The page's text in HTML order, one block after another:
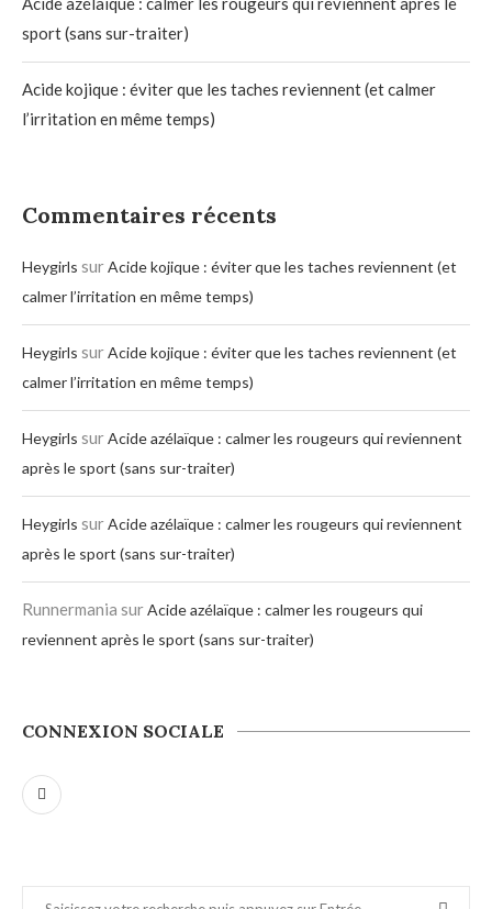
sport (sans sur-traiter)
Acide kojique : éviter que les taches reviennent (et calmer
l’irritation en même temps)
Commentaires récents
Heygirls surAcide kojique : éviter que les taches reviennent (et
calmer l’irritation en même temps)
Heygirls surAcide kojique : éviter que les taches reviennent (et
calmer l’irritation en même temps)
Heygirls surAcide azélaïque : calmer les rougeurs qui reviennent
après le sport (sans sur-traiter)
Heygirls surAcide azélaïque : calmer les rougeurs qui reviennent
après le sport (sans sur-traiter)
Runnermania surAcide azélaïque : calmer les rougeurs qui
reviennent après le sport (sans sur-traiter)
CONNEXION SOCIALE